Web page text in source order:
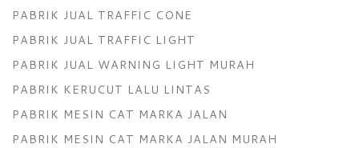
PABRIK JUAL TRAFFIC CONE
PABRIK JUAL TRAFFIC LIGHT
PABRIK JUAL WARNING LIGHT MURAH
PABRIK KERUCUT LALU LINTAS
PABRIK MESIN CAT MARKA JALAN
PABRIK MESIN CAT MARKA JALAN MURAH